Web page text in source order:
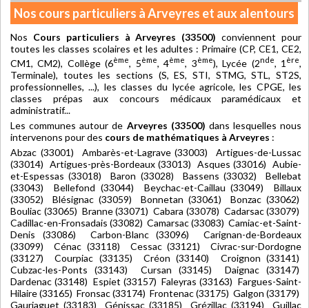
Nos cours particuliers à Arveyres et aux alentours
Nos Cours particuliers à Arveyres (33500) conviennent pour
toutes les classes scolaires et les adultes : Primaire (CP, CE1, CE2,
CM1, CM2), Collège (6ème, 5ème, 4ème, 3ème), Lycée (2nde, 1 ère,
Terminale), toutes les sections (S, ES, STI, STMG, STL, ST2S,
professionnelles, ...), les classes du lycée agricole, les CPGE, les
classes prépas aux concours médicaux paramédicaux et
administratif...
Les communes autour de Arveyres (33500) dans lesquelles nous
intervenons pour des cours de mathématiques à Arveyres :
Abzac (33001) Ambarès-et-Lagrave (33003) Artigues-de-Lussac
(33014) Artigues-près-Bordeaux (33013) Asques (33016) Aubie-
et-Espessas (33018) Baron (33028) Bassens (33032) Bellebat
(33043) Bellefond (33044) Beychac-et-Caillau (33049) Billaux
(33052) Blésignac (33059) Bonnetan (33061) Bonzac (33062)
Bouliac (33065) Branne (33071) Cabara (33078) Cadarsac (33079)
Cadillac-en-Fronsadais (33082) Camarsac (33083) Camiac-et-Saint-
Denis (33086) Carbon-Blanc (33096) Carignan-de-Bordeaux
(33099) Cénac (33118) Cessac (33121) Civrac-sur-Dordogne
(33127) Courpiac (33135) Créon (33140) Croignon (33141)
Cubzac-les-Ponts (33143) Cursan (33145) Daignac (33147)
Dardenac (33148) Espiet (33157) Faleyras (33163) Fargues-Saint-
Hilaire (33165) Fronsac (33174) Frontenac (33175) Galgon (33179)
Gauriaguet (33183) Génissac (33185) Grézillac (33194) Guillac